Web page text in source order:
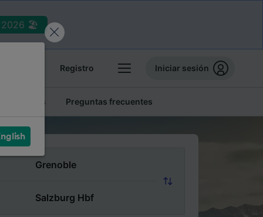
2026 🏖️
Registro Iniciar sesión
baratos Preguntas frecuentes